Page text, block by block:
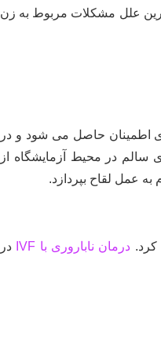
علل مشکلات مربوط به زن
اطمینان حاصل می شود و در
در محیط آزمایشگاه از
عمل لقاح بپردازد.
درمان ناباروری با IVF
در